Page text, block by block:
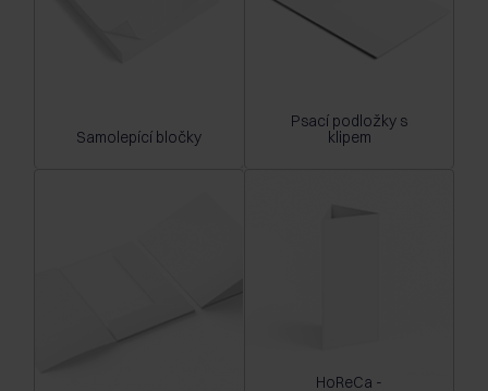
Samolepící bločky
Psací podložky s
klipem
HoReCa -